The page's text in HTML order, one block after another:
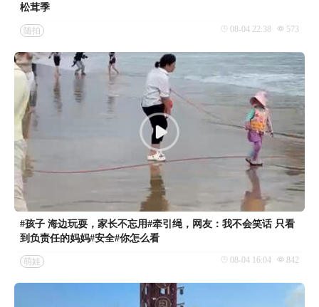
松茸季
随拍 08-04 22:38 573
#孩子 海边玩耍，家长不忘用#牵引绳，网友：我不会笑话 只看
到负责任的妈妈#安全#你怎么看
萌娃 08-04 16:04 842